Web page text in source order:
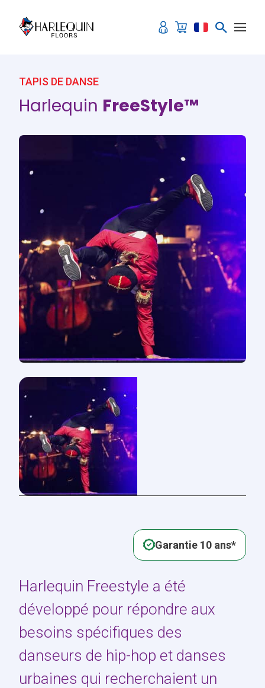
TAPIS DE DANSE
Harlequin FreeStyle™
Harlequin Freestyle a été
développé pour répondre aux
besoins spécifiques des
danseurs de hip-hop et danses
urbaines qui recherchaient un
Garantie 10 ans*